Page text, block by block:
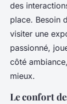
des
place. Besoin
visiter une
passionné,
côté
mieux.
Le confort